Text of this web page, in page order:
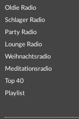
Oldie Radio
Schlager Radio
Party Radio
Lounge Radio
Weihnachtsradio
Meditationsradio
Top 40
Playlist